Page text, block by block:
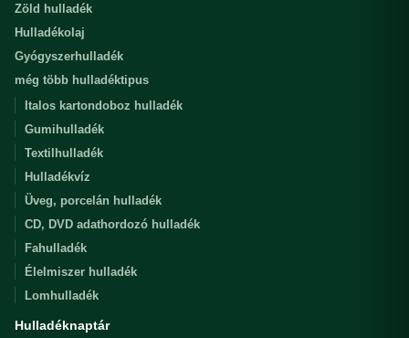
Zöld hulladék
Hulladékolaj
Gyógyszerhulladék
még több hulladéktipus
Italos kartondoboz hulladék
Gumihulladék
Textilhulladék
Hulladékvíz
Üveg, porcelán hulladék
CD, DVD adathordozó hulladék
Fahulladék
Élelmiszer hulladék
Lomhulladék
Hulladéknaptár